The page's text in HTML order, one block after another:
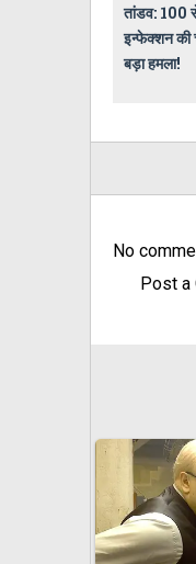
तांडव: 100
इन्फेक्शन की
बड़ा हमला!
No
Post a